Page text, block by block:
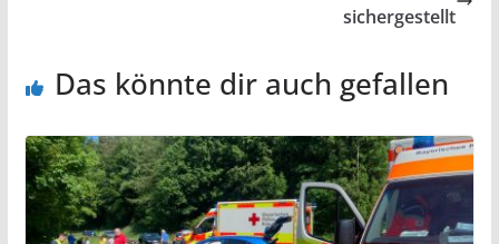
sichergestellt
Das könnte dir auch gefallen